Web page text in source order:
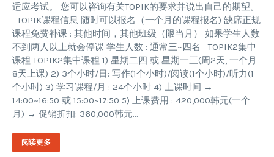
适应考试。 您可以咨询有关TOPIK的要求并说出自己的期望。
TOPIK课程信息 随时可以报名（一个月的课程报名) 缺席正规
课程免费补课 : 其他时间，其他班级（限当月） 如果学生人数
不到两人以上就会停课 学生人数 : 通常三~四名 TOPIK2集中
课程 TOPIK2集中课程 1) 星期二四 或 星期一三(周2天, 一个月
8天上课) 2) 3个小时/日: 写作(1个小时)/阅读(1个小时)/听力(1
个小时) 3) 学习课程/月 : 24个小时 4) 上课时间 →
14:00~16:50 或 15:00~17:50 5) 上课费用 : 420,000韩元(一个
月) → 促销折扣: 360,000韩元…
阅读更多